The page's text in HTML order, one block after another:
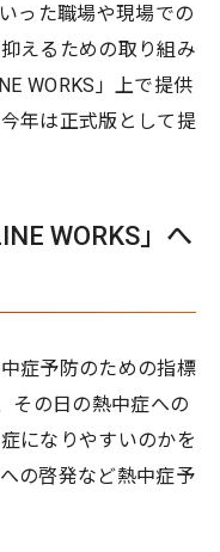
った職場や現場での
えるための取り組み
WORKS」上で提供
年は正式版として提
WORKS」へ
症予防のための指標
その日の熱中症への
になりやすいのかを
の啓発など熱中症予